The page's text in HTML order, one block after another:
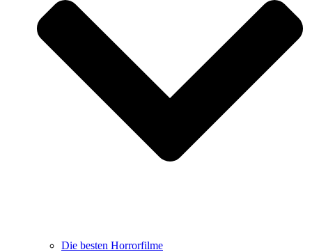
Die besten Horrorfilme